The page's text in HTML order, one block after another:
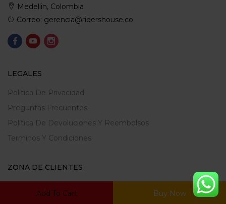
Add To Cart Buy Now
Medellin, Colombia
Correo: gerencia@ridershouse.co
LEGALES
Politica De Privacidad
Preguntas Frecuentes
Política De Devoluciones Y Reembolsos
Terminos Y Condiciones
ZONA DE CLIENTES